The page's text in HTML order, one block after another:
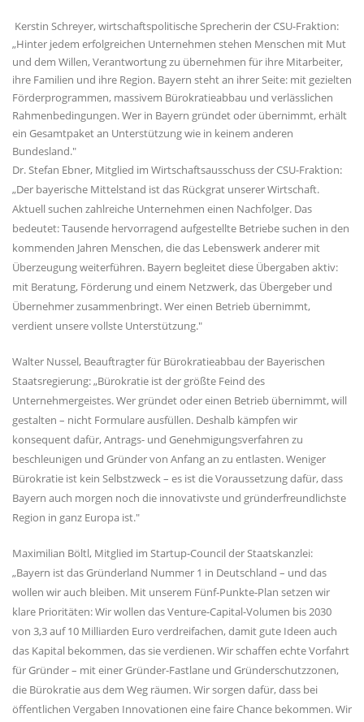
Kerstin Schreyer, wirtschaftspolitische Sprecherin der CSU-Fraktion:
Hinter jedem erfolgreichen Unternehmen stehen Menschen mit Mut
und dem Willen, Verantwortung zu übernehmen für ihre Mitarbeiter,
ihre Familien und ihre Region. Bayern steht an ihrer Seite: mit gezielten
Förderprogrammen, massivem Bürokratieabbau und verlässlichen
Rahmenbedingungen. Wer in Bayern gründet oder übernimmt, erhält
ein Gesamtpaket an Unterstützung wie in keinem anderen
Bundesland."
Dr. Stefan Ebner, Mitglied im Wirtschaftsausschuss der CSU-Fraktion:
Der bayerische Mittelstand ist das Rückgrat unserer Wirtschaft.
Aktuell suchen zahlreiche Unternehmen einen Nachfolger. Das
bedeutet: Tausende hervorragend aufgestellte Betriebe suchen in den
kommenden Jahren Menschen, die das Lebenswerk anderer mit
Überzeugung weiterführen. Bayern begleitet diese Übergaben aktiv:
mit Beratung, Förderung und einem Netzwerk, das Übergeber und
Übernehmer zusammenbringt. Wer einen Betrieb übernimmt,
verdient unsere vollste Unterstützung."
Walter Nussel, Beauftragter für Bürokratieabbau der Bayerischen
Staatsregierung: „Bürokratie ist der größte Feind des
Unternehmergeistes. Wer gründet oder einen Betrieb übernimmt, will
gestalten – nicht Formulare ausfüllen. Deshalb kämpfen wir
konsequent dafür, Antrags- und Genehmigungsverfahren zu
beschleunigen und Gründer von Anfang an zu entlasten. Weniger
Bürokratie ist kein Selbstzweck – es ist die Voraussetzung dafür, dass
Bayern auch morgen noch die innovativste und gründerfreundlichste
Region in ganz Europa ist."
Maximilian Böltl, Mitglied im Startup-Council der Staatskanzlei:
Bayern ist das Gründerland Nummer 1 in Deutschland – und das
wollen wir auch bleiben. Mit unserem Fünf-Punkte-Plan setzen wir
klare Prioritäten: Wir wollen das Venture-Capital-Volumen bis 2030
von 3,3 auf 10 Milliarden Euro verdreifachen, damit gute Ideen auch
das Kapital bekommen, das sie verdienen. Wir schaffen echte Vorfahrt
für Gründer – mit einer Gründer-Fastlane und Gründerschutzzonen,
die Bürokratie aus dem Weg räumen. Wir sorgen dafür, dass bei
öffentlichen Vergaben Innovationen eine faire Chance bekommen. Wir